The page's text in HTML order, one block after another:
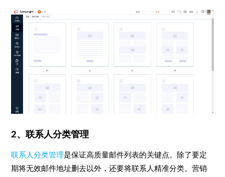
2、联系人分类管理
联系人分类管理是保证高质量邮件列表的关键点。除了要定
期将无效邮件地址删去以外，还要将联系人精准分类。营销